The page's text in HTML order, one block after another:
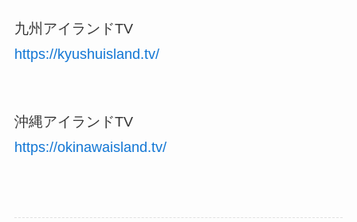
九州アイランドTV
https://kyushuisland.tv/
沖縄アイランドTV
https://okinawaisland.tv/